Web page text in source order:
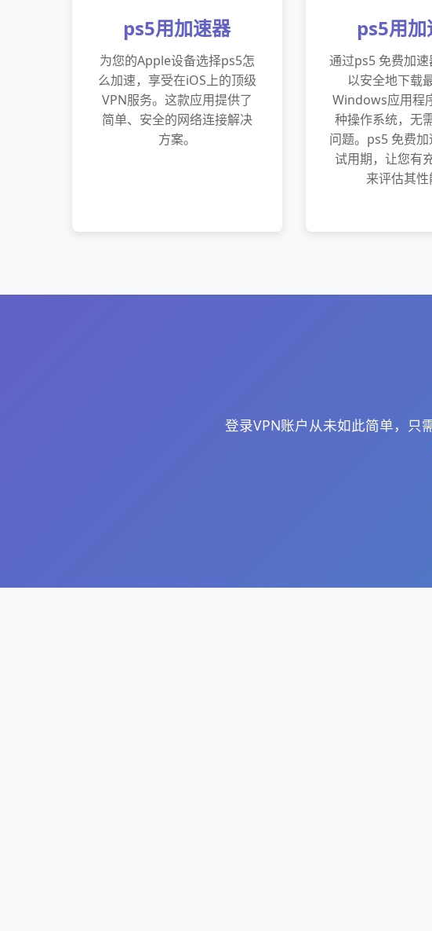
ps5用加速器
为您的Apple设备选择ps5怎
么加速，享受在iOS上的顶级
VPN服务。这款应用提供了
简单、安全的网络连接解决
方案。
ps5用加
通过ps5 免费加
以安全地下载
Windows应用程
种操作系统，无
问题。ps5 免费
试用期，让您有
来评估其性
登录VPN账户从未如此简单，只